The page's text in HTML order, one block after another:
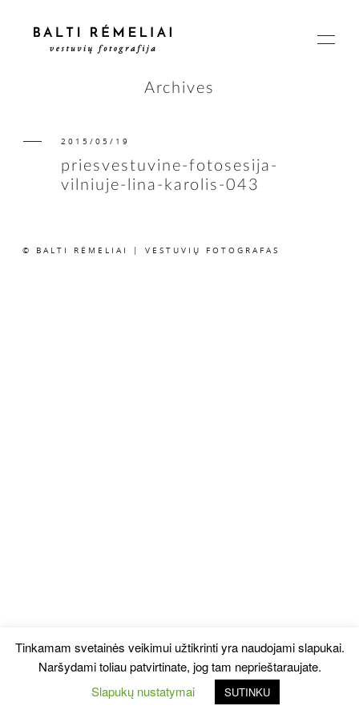
PAGRINDINIS
ISTORIJOS
Archives
2015/05/19
priesvestuvine-fotosesija-
vilniuje-lina-karolis-043
© BALTI RĖMELIAI | VESTUVIŲ FOTOGRAFAS
Tinkamam svetainės veikimui užtikrinti yra naudojami slapukai.
Naršydami toliau patvirtinate, jog tam neprieštaraujate.
Slapukų nustatymai
SUTINKU